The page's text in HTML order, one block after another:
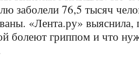
заболели 76,5 тысяч
«Лента.ру» выяснила,
болеют гриппом и что